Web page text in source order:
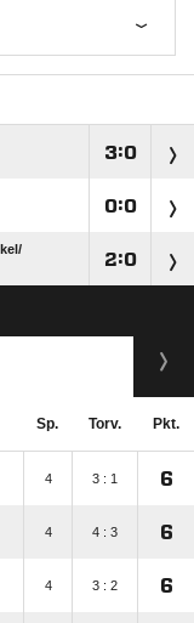
:
:
:
Sp. Torv. Pkt.
4 3 : 1 6
4 4 : 3 6
4 3 : 2 6